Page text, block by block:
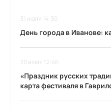
31 июля 14:30
День города в Иванове:
30 июля 12:46
«Праздник русских
карта фестиваля в